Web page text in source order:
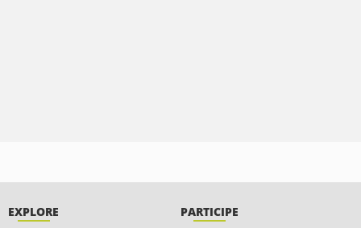
EXPLORE PARTICIPE